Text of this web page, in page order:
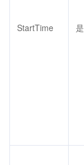
StartTime 是